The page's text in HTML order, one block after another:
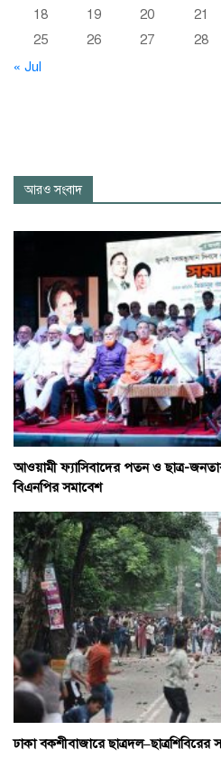
18
19 20 21
25
26 27 28
« Jul
আরও সংবাদ
আওয়ামী ফ্যাসিবাদের পতন ও ছাত্র-
বিএনপির সমাবেশ
ঢাকা বকশীবাজারে ছাত্রদল–ছাত্রশিবিরের